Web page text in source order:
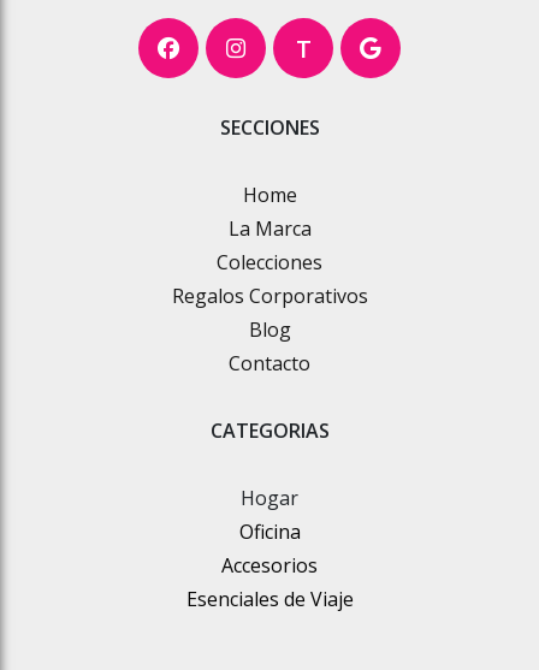
T
SECCIONES
Home
La Marca
Colecciones
Regalos Corporativos
Blog
Contacto
CATEGORIAS
Hogar
Oficina
Accesorios
Esenciales de Viaje